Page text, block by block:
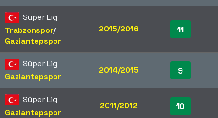
Süper Lig
Trabzonspor/​
Gaziantepspor
2015/2016 11
Süper Lig
Gaziantepspor
2014/2015 9
Süper Lig
Gaziantepspor
2011/2012 10